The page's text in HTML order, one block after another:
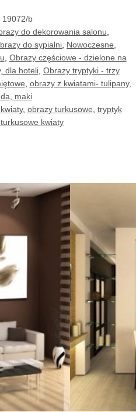
19072/b
do dekorowania salonu
do sypialni Nowoczesne,
Obrazy częściowe - dzielone na
dla hoteli, Obrazy tryptyki - trzy
obrazy z kwiatami- tulipany,
maki
, obrazy turkusowe tryptyk
kwiaty